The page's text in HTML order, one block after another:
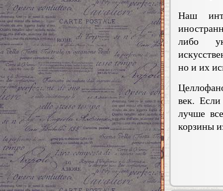
Наш
либо
но и их
век.
лучше
корзины